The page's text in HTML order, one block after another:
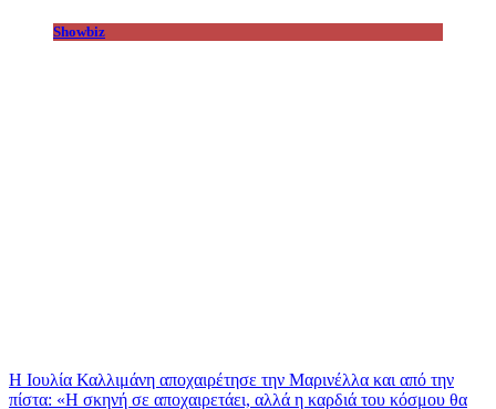
Showbiz
Η Ιουλία Καλλιμάνη αποχαιρέτησε την Μαρινέλλα και από την
πίστα: «H σκηνή σε αποχαιρετάει, αλλά η καρδιά του κόσμου θα